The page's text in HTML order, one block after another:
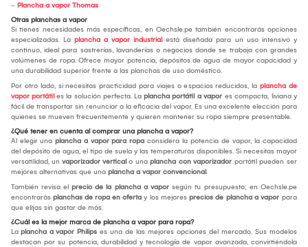
- Plancha a vapor Thomas
Otras planchas a vapor
Si tienes necesidades más específicas, en Oechsle.pe también encontrarás opciones
especializadas. La plancha a vapor industrial está diseñada para un uso intensivo y
continuo, ideal para sastrerías, lavanderías o negocios donde se trabaja con grandes
volúmenes de ropa. Ofrece mayor potencia, depósitos de agua de mayor capacidad y
una durabilidad superior frente a las planchas de uso doméstico.
Por otro lado, si necesitas practicidad para viajes o espacios reducidos, la plancha de
vapor portátil es la solución perfecta. La plancha portátil a vapor es compacta, liviana y
fácil de transportar sin renunciar a la eficacia del vapor. Es una excelente elección para
quienes se mueven frecuentemente y quieren mantener su ropa siempre presentable.
¿Qué tener en cuenta al comprar una plancha a vapor?
Al elegir una plancha a vapor para ropa considera la potencia de vapor, la capacidad
del depósito de agua, el tipo de suela y las temperaturas disponibles. Si necesitas mayor
versatilidad, un vaporizador vertical o una plancha con vaporizador portátil pueden ser
mejores alternativas que una plancha a vapor convencional.
También revisa el precio de la plancha a vapor según tu presupuesto; en Oechsle.pe
encontrarás planchas de ropa en oferta y los mejores precios de plancha a vapor para
que elijas sin gastar de más.
¿Cuál es la mejor marca de plancha a vapor para ropa?
La plancha a vapor Philips es una de las mejores opciones del mercado. Sus modelos
destacan por su potencia, durabilidad y tecnología de vapor avanzada, convirtiéndola